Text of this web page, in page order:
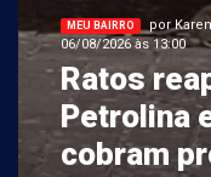
MEU BAIRRO
por
06/08/2026 às 13:00
Ratos
Petrolina
cobram